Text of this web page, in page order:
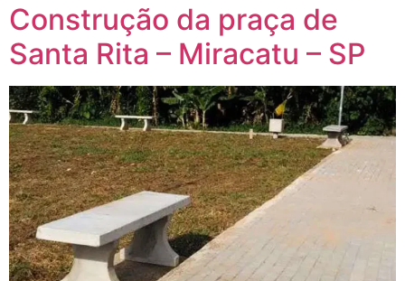
Construção da praça de
Santa Rita – Miracatu – SP